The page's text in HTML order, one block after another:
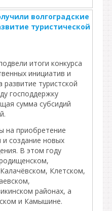
волгоградские
туристической
итоги конкурса
инициатив и
туристской
господдержку
сумма субсидий
на приобретение
и создание новых
В этом году
Клетском,
районах, а
и Камышине.